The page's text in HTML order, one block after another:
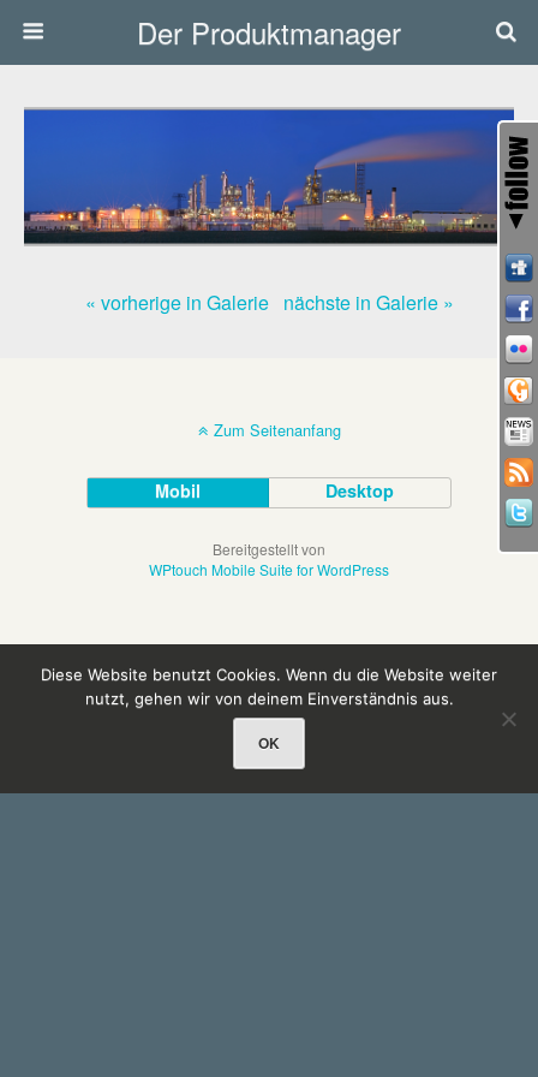
Der Produktmanager
« vorherige in Galerie nächste in Galerie »
Zum Seitenanfang
Mobil Desktop
Bereitgestellt von
WPtouch Mobile Suite for WordPress
Diese Website benutzt Cookies. Wenn du die Website weiter
nutzt, gehen wir von deinem Einverständnis aus.
OK